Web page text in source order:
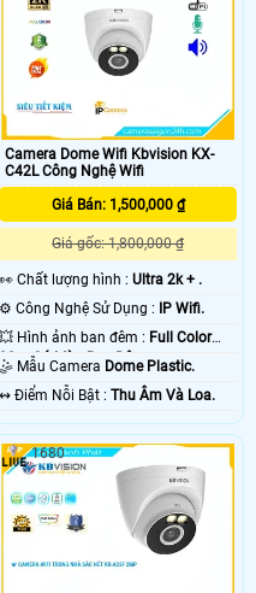
Camera Dome Wifi Kbvision KX-
C42L Công Nghệ Wifi
Giá Bán: 1,500,000 ₫
Giá gốc: 1,800,000 ₫
️👀 Chất lượng hình :Ultra 2k + .
⚙ Công Nghệ Sử Dụng : IP Wifi.
💥 Hình ảnh ban đêm : Full Color
30m Có Màu Ban Ðêm.
🤹 Mẫu Camera Dome Plastic.
️↭ Điểm Nỗi Bật :Thu Âm Và Loa.
1680